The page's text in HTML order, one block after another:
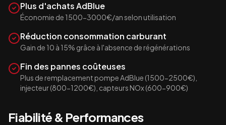
Plus d'achats AdBlue
Économie de 1500-3000€/an selon utilisation
Réduction consommation carburant
Gain de 10 à 15% grâce à l'absence de régénérations
Fin des pannes coûteuses
Plus de remplacement pompe AdBlue (1500-2500€),
injecteur (800-1200€), capteurs NOx (600-900€)
Fiabilité & Performances